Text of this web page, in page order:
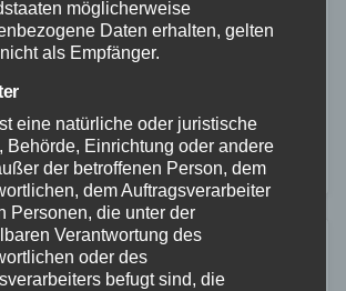
gegen 21:03 Uhr, ereignete sich auf
Aus bislang ungeklärten
der Fahrer eines Autos in einer
möglicherweise
Daten erhalten, gelten
als Empfänger.
eine natürliche oder juristische
Behörde, Einrichtung oder andere
der betroffenen Person, dem
dem Auftragsverarbeiter
Personen, die unter der
Verantwortung des
oder des
befugt sind, die